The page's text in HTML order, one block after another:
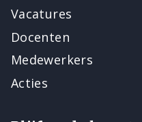
Vacatures
Docenten
Medewerkers
Acties